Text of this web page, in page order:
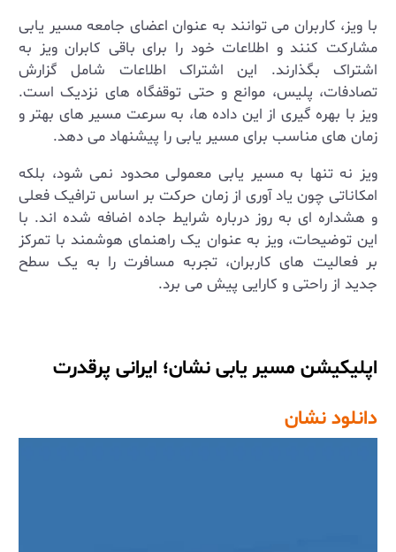
با ویز، کاربران می ‌توانند به عنوان اعضای جامعه مسیر یابی
مشارکت کنند و اطلاعات خود را برای باقی کابران ویز به
اشتراک بگذارند. این اشتراک اطلاعات شامل گزارش
تصادفات، پلیس، موانع و حتی توقفگاه های نزدیک است.
ویز با بهره‌ گیری از این داده‌ ها، به سرعت مسیر های بهتر و
زمان ‌های مناسب برای مسیر یابی را پیشنهاد می‌ دهد.
ویز نه تنها به مسیر یابی معمولی محدود نمی ‌شود، بلکه
امکاناتی چون یاد آوری از زمان حرکت بر اساس ترافیک فعلی
و هشداره ای به روز درباره شرایط جاده اضافه شده‌ اند. با
این توضیحات، ویز به عنوان یک راهنمای هوشمند با تمرکز
بر فعالیت های کاربران، تجربه مسافرت را به یک سطح
جدید از راحتی و کارایی پیش می ‌برد.
اپلیکیشن مسیر یابی نشان؛ ایرانی پرقدرت
دانلود نشان